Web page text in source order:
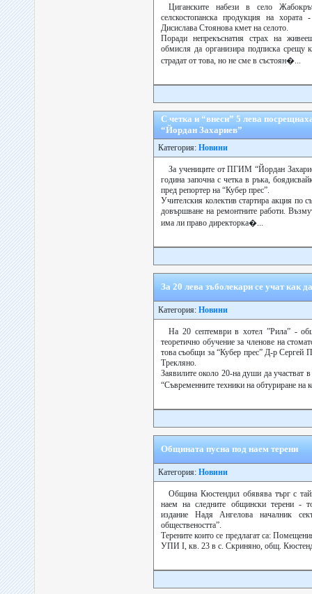
Циганските набези в село
селскостопанска продукция на
Дисислава Стоянова кмет на селото.
Поради непрекъснатия страх на
обмисля да организира подписка срещу
страдат от това, но не сме в състоян�...
С четка и “внеси” 5 лева
“Йордан Захариев”
Категория: Новини
За учениците от ПГИМ “Йордан
година започна с четка в ръка,
пред репортер на “Кубер прес”.
Учителския колектив стартира акция по
довършване на ремонтните работи.
има ли право директорка�...
За 20 лева зъболекари се учат как
Категория: Новини
На 20 септември в хотел ”Рила” -
теоретично обучение за членове на
това съобщи за “Кубер прес” Д-р Сергей
Трекляно.
Заявилите около 20-на души да участват
“Съвременните техники на обтуриране на
Общината пусна под наем терени
Категория: Новини
Община Кюстендил обявява търг с
наем на следните общински терени -
издание Надя Ангелова началник
обществеността”.
Терените които се предлагат са:
УПИ І, кв. 23 в с. Скриняно, общ.